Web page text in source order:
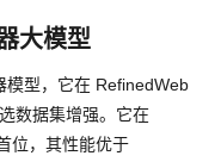
大模型
模型，它在 RefinedWeb
数据集增强。它在
位，其性能优于